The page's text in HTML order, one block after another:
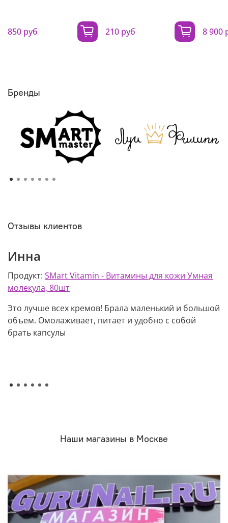
850 руб 210 руб 8 900
Бренды
Отзывы клиентов
Инна
Продукт: SMart Vitamin - Витамины для кожи Умная
молекула, 80шт
Это лучше всех кремов! Брала маленький и большой
объем. Омолаживает, питает и удобно с собой
брать капсулы
Наши магазины в Москве